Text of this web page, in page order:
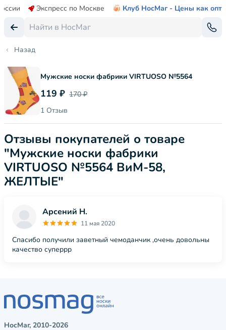
Экспресс по Москве Клуб НосМаг - Цены как опт
Назад
Мужские носки фабрики VIRTUOSO №5564
119 ₽ 170 ₽
1 Отзыв
Отзывы покупателей о товаре
"Мужские носки фабрики
VIRTUOSO №5564 ВиМ-58,
ЖЕЛТЫЕ"
Арсений Н.
11 мая 2020
Спасибо получили заветный чемоданчик ,очень довольны
качество суперрр
НосМаг, 2010-2026